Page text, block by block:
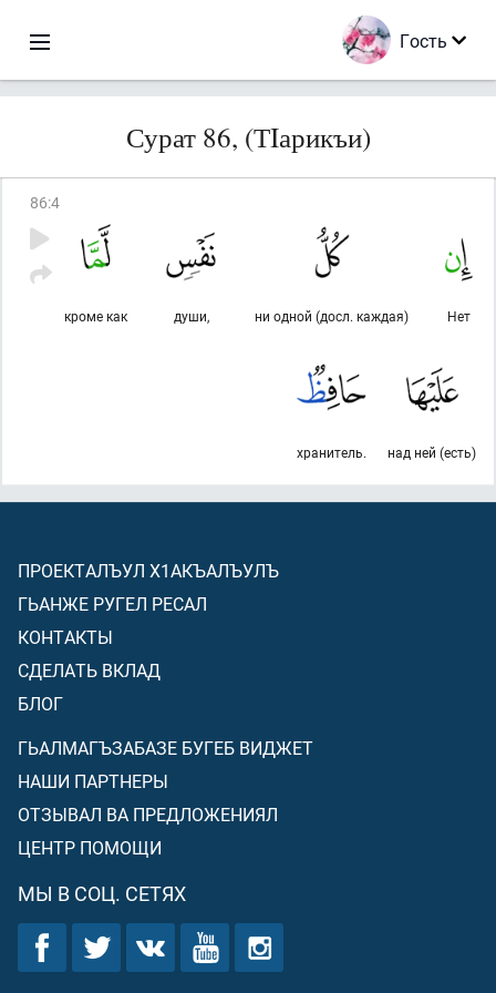
Гость
Сурат 86, (ТIарикъи)
86:4
Нет
ни одной (досл. каждая)
души,
кроме как
над ней (есть)
хранитель.
ПРОЕКТАЛЪУЛ Х1АКЪАЛЪУЛЪ
ГЬАНЖЕ РУГЕЛ РЕСАЛ
КОНТАКТЫ
СДЕЛАТЬ ВКЛАД
БЛОГ
ГЬАЛМАГЪЗАБАЗЕ БУГЕБ ВИДЖЕТ
НАШИ ПАРТНЕРЫ
ОТЗЫВАЛ ВА ПРЕДЛОЖЕНИЯЛ
ЦЕНТР ПОМОЩИ
МЫ В СОЦ. СЕТЯХ